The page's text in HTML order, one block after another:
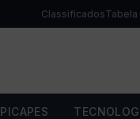
ClassificadosTabela
PICAPES